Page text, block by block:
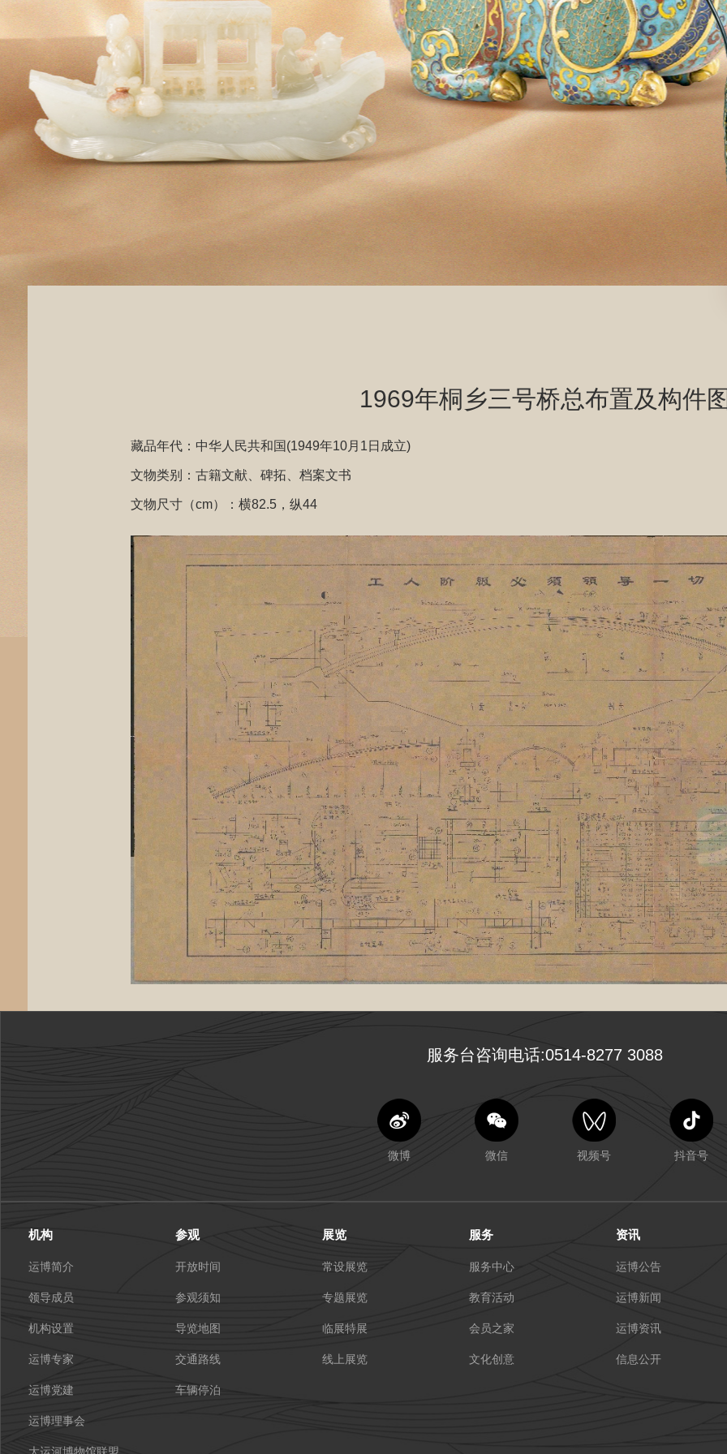
1969年桐乡三号桥总布置及构件
藏品年代：中华人民共和国(1949年10月1日成立)
文物类别：古籍文献、碑拓、档案文书
文物尺寸（cm）：横82.5，纵44
服务台咨询电话:0514-8277 3088
微博 微信 视频号 抖音号
机构
运博简介
领导成员
机构设置
运博专家
运博党建
运博理事会
参观
开放时间
参观须知
导览地图
交通路线
车辆停泊
展览
常设展览
专题展览
临展特展
线上展览
服务
服务中心
教育活动
会员之家
文化创意
资讯
运博公告
运博新闻
运博资讯
信息公开